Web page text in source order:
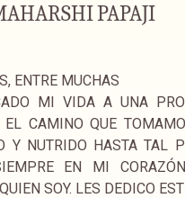
PAPAJI
ENTRE MUCHAS
MI VIDA A UNA
EL CAMINO QUE
Y NUTRIDO HASTA TAL
EN MI
SOY. LES DEDICO